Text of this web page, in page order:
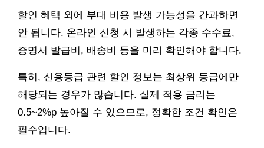
할인 혜택 외에 부대 비용 발생 가능성을 간과하면
안 됩니다. 온라인 신청 시 발생하는 각종 수수료,
증명서 발급비, 배송비 등을 미리 확인해야 합니다.
특히, 신용등급 관련 할인 정보는 최상위 등급에만
해당되는 경우가 많습니다. 실제 적용 금리는
0.5~2%p 높아질 수 있으므로, 정확한 조건 확인은
필수입니다.